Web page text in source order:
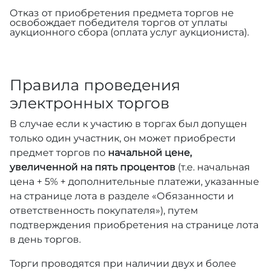
Отказ от приобретения предмета торгов не
освобождает победителя торгов от уплаты
аукционного сбора (оплата услуг аукциониста).
Правила проведения
электронных торгов
В случае если к участию в торгах был допущен
только один участник, он может приобрести
предмет торгов по начальной цене,
увеличенной на пять процентов (т.е. начальная
цена + 5% + дополнительные платежи, указанные
на странице лота в разделе «Обязанности и
ответственность покупателя»), путем
подтверждения приобретения на странице лота
в день торгов.
Торги проводятся при наличии двух и более